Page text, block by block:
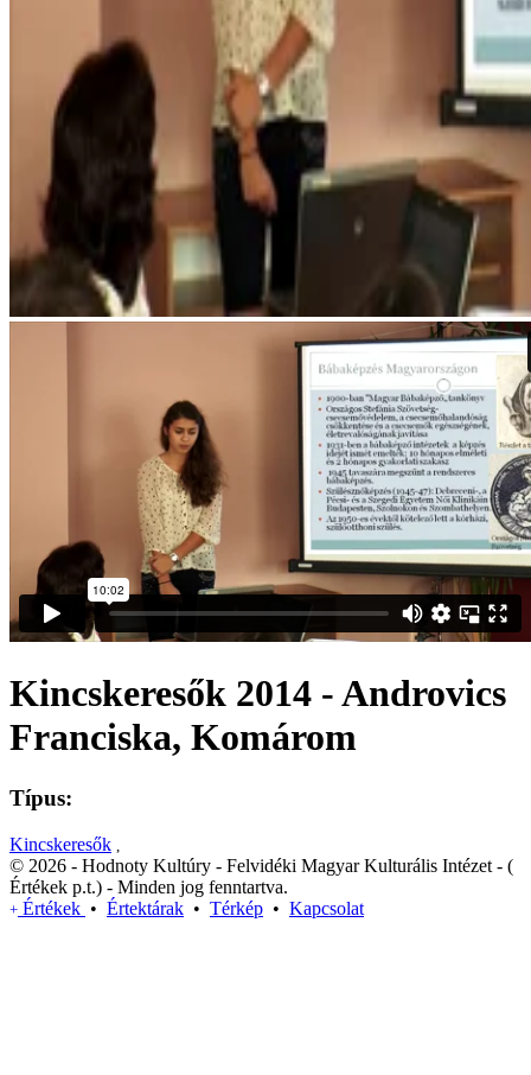
Kincskeresők 2014 - Androvics
Franciska, Komárom
Típus:
Kincskeresők
© 2026 - Hodnoty Kultúry - Felvidéki Magyar Kulturális Intézet - (
Értékek p.t.) - Minden jog fenntartva.
+ Értékek • Értektárak • Térkép • Kapcsolat